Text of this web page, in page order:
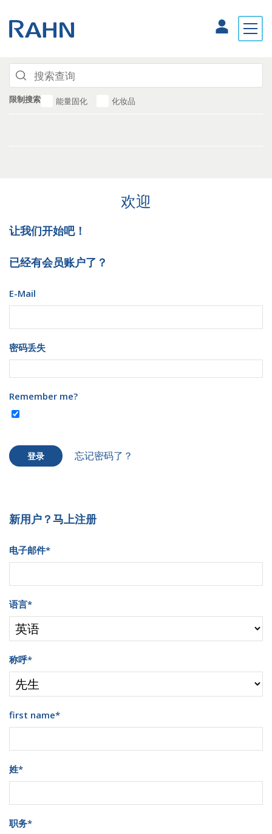
限制搜索 能量固化 化妆品
欢迎
让我们开始吧！
已经有会员账户了？
E-Mail
密码丢失
Remember me?
登录 忘记密码了？
新用户？马上注册
电子邮件*
语言*
称呼*
first name*
姓*
职务*